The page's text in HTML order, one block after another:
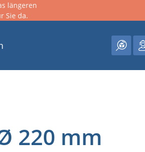
längeren
Sie da.
220 mm